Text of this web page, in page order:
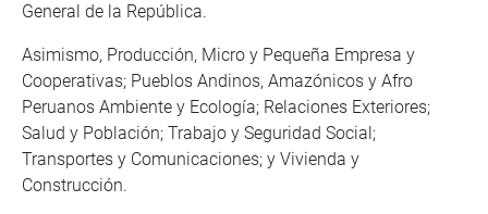
General de la República.
Asimismo, Producción, Micro y Pequeña Empresa y
Cooperativas; Pueblos Andinos, Amazónicos y Afro
Peruanos Ambiente y Ecología; Relaciones Exteriores;
Salud y Población; Trabajo y Seguridad Social;
Transportes y Comunicaciones; y Vivienda y
Construcción.